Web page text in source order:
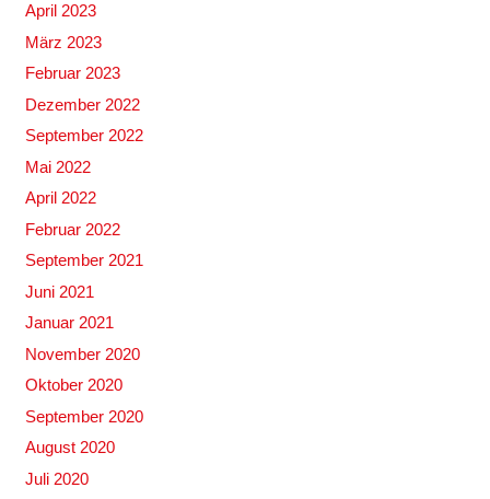
April 2023
März 2023
Februar 2023
Dezember 2022
September 2022
Mai 2022
April 2022
Februar 2022
September 2021
Juni 2021
Januar 2021
November 2020
Oktober 2020
September 2020
August 2020
Juli 2020